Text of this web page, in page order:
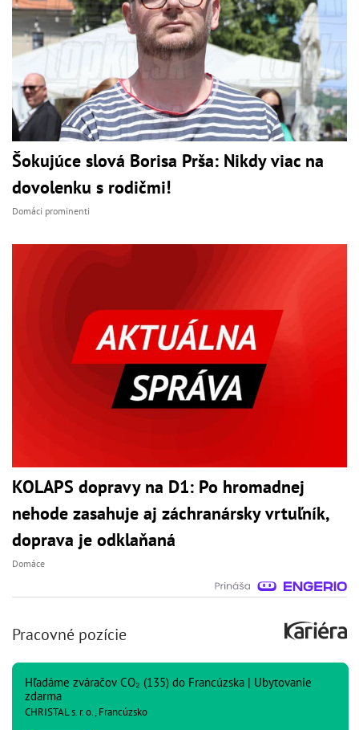
Šokujúce slová Borisa Prša: Nikdy viac na
dovolenku s rodičmi!
Domáci prominenti
KOLAPS dopravy na D1: Po hromadnej
nehode zasahuje aj záchranársky vrtuľník,
doprava je odklaňaná
Domáce
Pracovné pozície
Hľadáme zváračov CO₂ (135) do Francúzska | Ubytovanie
zdarma
CHRISTAL s. r. o., Francúzsko